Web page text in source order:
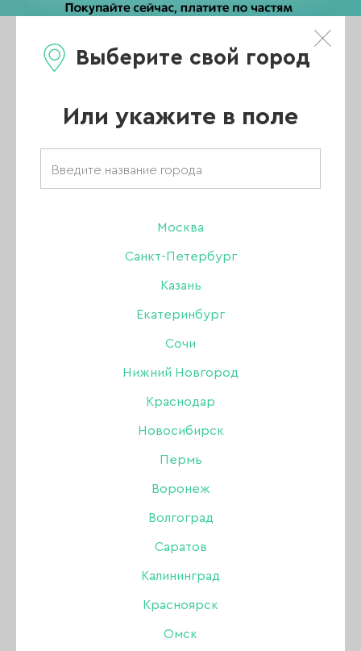
Выберите свой город
Или укажите в поле
Москва
Санкт-Петербург
Казань
Екатеринбург
Сочи
Нижний Новгород
Краснодар
Новосибирск
Пермь
Воронеж
Волгоград
Саратов
Калининград
Красноярск
Омск
Каталог
Товары бренда
«Росбел г.Минск»